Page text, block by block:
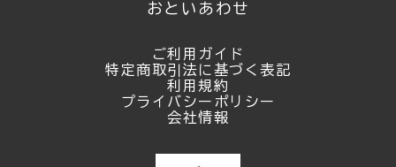
おといあわせ
ご利用ガイド
特定商取引法に基づく表記
利用規約
プライバシーポリシー
会社情報